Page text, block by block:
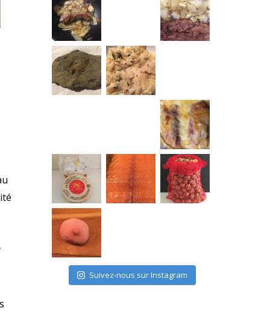
Suivez-nous sur Instagram